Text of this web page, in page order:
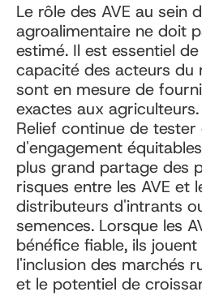
Le rôle des AVE au sein
agroalimentaire ne doit
estimé. Il est essentiel
capacité des acteurs du
sont en mesure de
exactes aux
Relief continue de tester
d'engagement
plus grand partage des
risques entre les AVE et
distributeurs d'intrants
semences. Lorsque les
bénéfice fiable, ils
l'inclusion des marchés
et le potentiel de